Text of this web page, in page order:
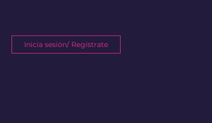
Inicia sesión/ Regístrate